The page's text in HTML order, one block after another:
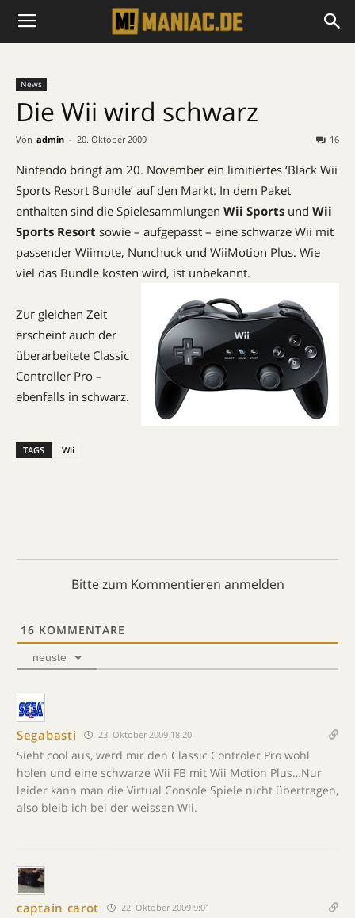
News
Die Wii wird schwarz
Von admin - 20. Oktober 2009 16
Nintendo bringt am 20. November ein limitiertes ‘Black Wii
Sports Resort Bundle’ auf den Markt. In dem Paket
enthalten sind die Spielesammlungen Wii Sports und Wii
Sports Resort sowie – aufgepasst – eine schwarze Wii mit
passender Wiimote, Nunchuck und WiiMotion Plus. Wie
viel das Bundle kosten wird, ist unbekannt.
Zur gleichen Zeit
erscheint auch der
überarbeitete Classic
Controller Pro –
ebenfalls in schwarz.
TAGS Wii
Bitte zum Kommentieren anmelden
16 KOMMENTARE
neuste
Segabasti 23. Oktober 2009 18:20
Sieht cool aus, werd mir den Classic Controler Pro wohl
holen und eine schwarze Wii FB mit Wii Motion Plus…Nur
leider kann man die Virtual Console Spiele nicht übertragen,
also bleib ich bei der weissen Wii.
captain carot 22. Oktober 2009 9:01